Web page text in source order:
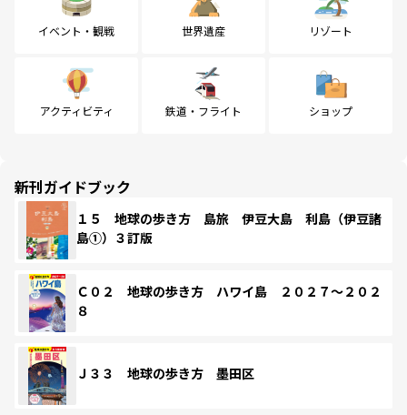
イベント・観戦 世界遺産 リゾート
アクティビティ 鉄道・フライト ショップ
新刊ガイドブック
１５ 地球の歩き方 島旅 伊豆大島 利島（伊豆諸
島①）３訂版
Ｃ０２ 地球の歩き方 ハワイ島 ２０２７～２０２
８
Ｊ３３ 地球の歩き方 墨田区